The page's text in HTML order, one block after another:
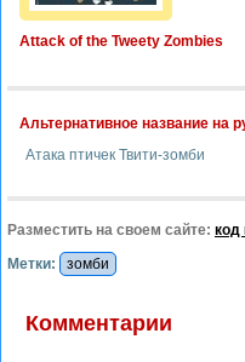
Attack of the Tweety Zombies
Альтернативное название на
Атака птичек Твити-зомби
Разместить на своем сайте: код
Метки:
зомби
Комментарии